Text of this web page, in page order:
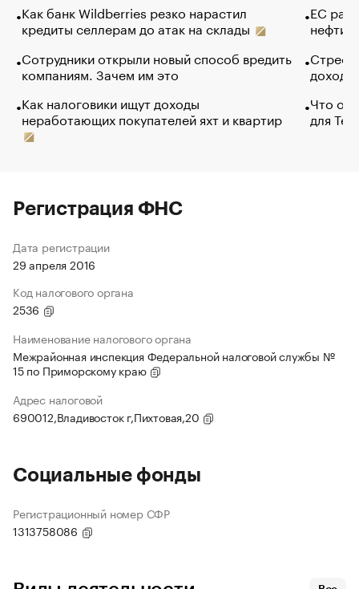
Как банк Wildberries резко нарастил
кредиты селлерам до атак на склады
Сотрудники открыли новый способ вредить
компаниям. Зачем им это
Как налоговики ищут доходы
неработающих покупателей яхт и квартир
ЕС
нефти
Что
для
Регистрация ФНС
Дата регистрации
29 апреля 2016
Код налогового органа
2536
Наименование налогового органа
Межрайонная инспекция Федеральной налоговой службы №
15 по Приморскому краю
Адрес налоговой
690012,Владивосток г,Пихтовая,20
Социальные фонды
Регистрационный номер СФР
1313758086